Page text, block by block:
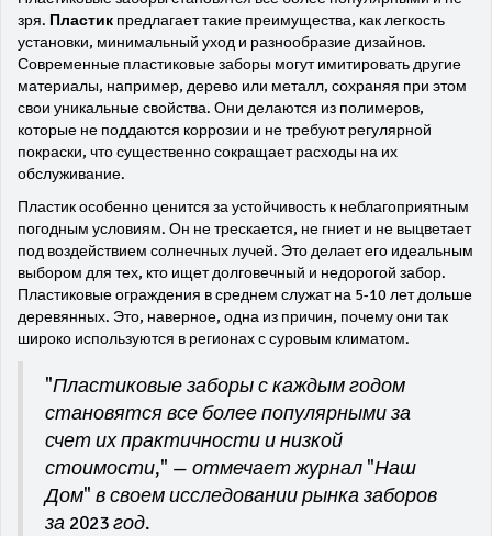
зря. Пластик предлагает такие преимущества, как легкость
установки, минимальный уход и разнообразие дизайнов.
Современные пластиковые заборы могут имитировать другие
материалы, например, дерево или металл, сохраняя при этом
свои уникальные свойства. Они делаются из полимеров,
которые не поддаются коррозии и не требуют регулярной
покраски, что существенно сокращает расходы на их
обслуживание.
Пластик особенно ценится за устойчивость к неблагоприятным
погодным условиям. Он не трескается, не гниет и не выцветает
под воздействием солнечных лучей. Это делает его идеальным
выбором для тех, кто ищет долговечный и недорогой забор.
Пластиковые ограждения в среднем служат на 5-10 лет дольше
деревянных. Это, наверное, одна из причин, почему они так
широко используются в регионах с суровым климатом.
"Пластиковые заборы с каждым годом
становятся все более популярными за
счет их практичности и низкой
стоимости," — отмечает журнал "Наш
Дом" в своем исследовании рынка заборов
за 2023 год.